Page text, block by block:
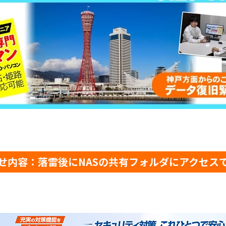
内容：落雷後にNASの共有フォルダにアクセス